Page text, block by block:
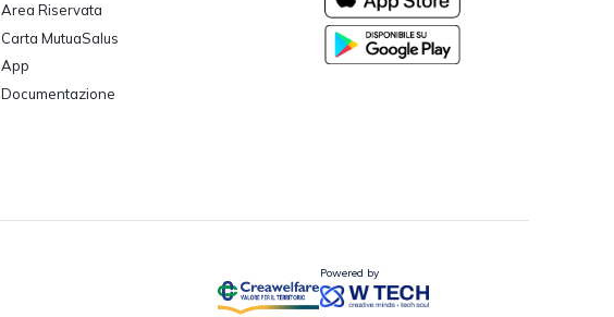
Area Riservata
Carta MutuaSalus
App
Documentazione
Powered by